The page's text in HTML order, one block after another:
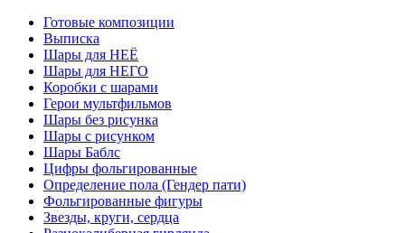
Готовые композиции
Выписка
Шары для НЕЁ
Шары для НЕГО
Коробки с шарами
Герои мультфильмов
Шары без рисунка
Шары с рисунком
Шары Баблс
Цифры фольгированные
Определение пола (Гендер пати)
Фольгированные фигуры
Звезды, круги, сердца